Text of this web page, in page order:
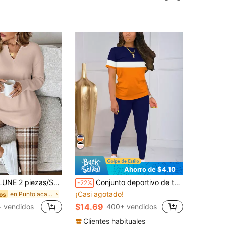
de estar en casa casual de otoño en color beige, conjuntos cómodos de 2 piezas, atuendos para trabajar desde casa y desayunos para mujeres
en Punto acanalado Coords de mujer
vendidos
Ahorro de $4.10
-22% Conjunto deportivo de top de manga corta y leggings con estampado de bloques de color, elegante para el verano
¡Casi agotado!
$14.69 400+ vendidos
Clientes habituales